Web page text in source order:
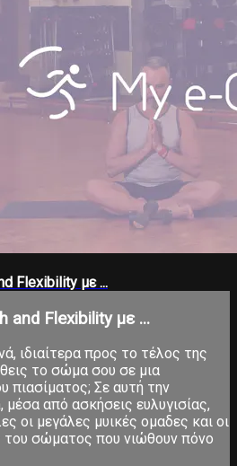
Flexibility με ...
and Flexibility με ...
ιδιαίτερα προς το τέλος της
το σώμα σου σε μια
πιασίματος; Σε αυτή την
μέσα από ασκήσεις ευλυγισίας,
οι μεγάλες μυικές ομαδες και οι
του σώματος που νιώθουν πόνο